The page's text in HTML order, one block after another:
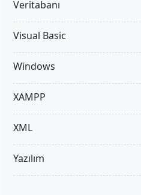
Veritabanı
Visual Basic
Windows
XAMPP
XML
Yazılım